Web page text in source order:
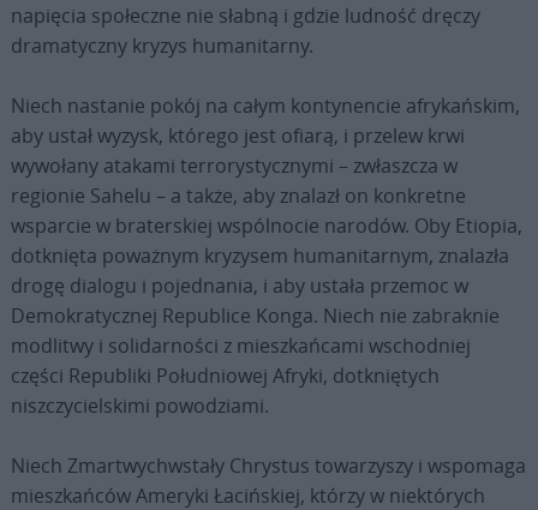
napięcia społeczne nie słabną i gdzie ludność dręczy
dramatyczny kryzys humanitarny.
Niech nastanie pokój na całym kontynencie afrykańskim,
aby ustał wyzysk, którego jest ofiarą, i przelew krwi
wywołany atakami terrorystycznymi – zwłaszcza w
regionie Sahelu – a także, aby znalazł on konkretne
wsparcie w braterskiej wspólnocie narodów. Oby Etiopia,
dotknięta poważnym kryzysem humanitarnym, znalazła
drogę dialogu i pojednania, i aby ustała przemoc w
Demokratycznej Republice Konga. Niech nie zabraknie
modlitwy i solidarności z mieszkańcami wschodniej
części Republiki Południowej Afryki, dotkniętych
niszczycielskimi powodziami.
Niech Zmartwychwstały Chrystus towarzyszy i wspomaga
mieszkańców Ameryki Łacińskiej, którzy w niektórych